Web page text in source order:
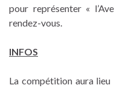
pour représenter «
rendez-vous.
INFOS
La compétition aura